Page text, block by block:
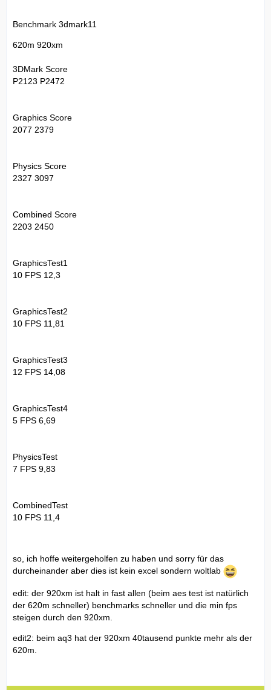
Benchmark 3dmark11
620m 920xm
3DMark Score
P2123 P2472
Graphics Score
2077 2379
Physics Score
2327 3097
Combined Score
2203 2450
GraphicsTest1
10 FPS 12,3
GraphicsTest2
10 FPS 11,81
GraphicsTest3
12 FPS 14,08
GraphicsTest4
5 FPS 6,69
PhysicsTest
7 FPS 9,83
CombinedTest
10 FPS 11,4
so, ich hoffe weitergeholfen zu haben und sorry für das
durcheinander aber dies ist kein excel sondern woltlab
edit: der 920xm ist halt in fast allen (beim aes test ist natürlich
der 620m schneller) benchmarks schneller und die min fps
steigen durch den 920xm.
edit2: beim aq3 hat der 920xm 40tausend punkte mehr als der
620m.